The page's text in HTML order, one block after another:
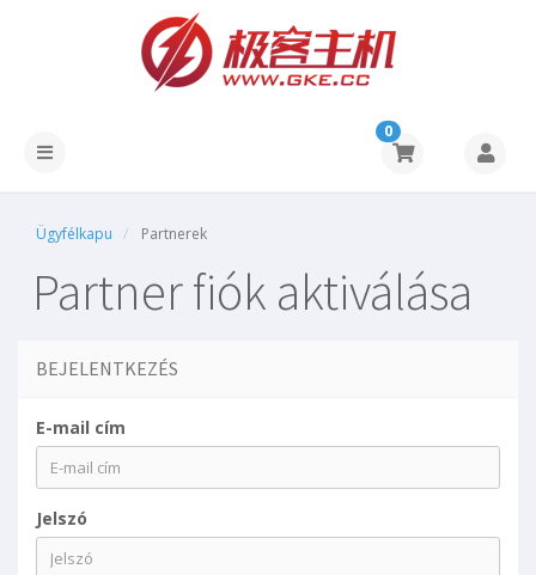
0
Ügyfélkapu Partnerek
Partner fiók aktiválása
BEJELENTKEZÉS
E-mail cím
Jelszó